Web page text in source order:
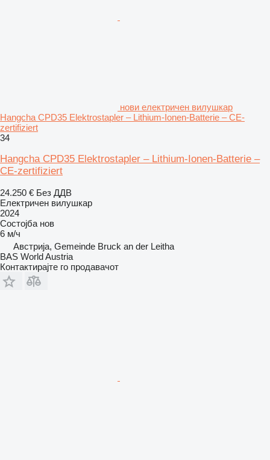
нови електричен вилушкар
Hangcha CPD35 Elektrostapler – Lithium-Ionen-Batterie – CE-
zertifiziert
34
Hangcha CPD35 Elektrostapler – Lithium-Ionen-Batterie –
CE-zertifiziert
24.250 € Без ДДВ
Електричен вилушкар
2024
Состојба нов
6 м/ч
Австрија, Gemeinde Bruck an der Leitha
BAS World Austria
Контактирајте го продавачот